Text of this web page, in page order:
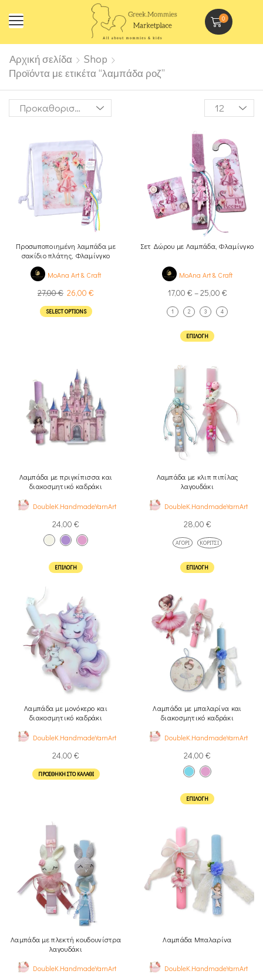
0
Αρχική σελίδα
Shop
Προϊόντα με ετικέτα “λαμπάδα ροζ”
Προσωποποιημένη λαμπάδα με
σακίδιο πλάτης, Φλαμίνγκο
MoAna Art & Craft
27,00€ 26,00 €
SELECT OPTIONS
Σετ Δώρου με Λαμπάδα, Φλαμίνγκο
MoAna Art & Craft
17,00 € –25,00 €
1 2 3 4
ΕΠΙΛΟΓΉ
Λαμπάδα με πριγκίπισσα και
διακοσμητικό καδράκι
DoubleK.HandmadeYarnArt
24,00 €
ΕΠΙΛΟΓΉ
Λαμπάδα με κλιπ πιπίλας
λαγουδάκι
DoubleK.HandmadeYarnArt
28,00 €
ΑΓΌΡΙ ΚΟΡΊΤΣΙ
ΕΠΙΛΟΓΉ
Λαμπάδα με μονόκερο και
διακοσμητικό καδράκι
DoubleK.HandmadeYarnArt
24,00 €
ΠΡΟΣΘΉΚΗ ΣΤΟ ΚΑΛΆΘΙ
Λαμπάδα με μπαλαρίνα και
διακοσμητικό καδράκι
DoubleK.HandmadeYarnArt
24,00 €
ΕΠΙΛΟΓΉ
Λαμπάδα με πλεκτή κουδουνίστρα
λαγουδάκι
DoubleK.HandmadeYarnArt
Λαμπάδα Μπαλαρίνα
DoubleK.HandmadeYarnArt